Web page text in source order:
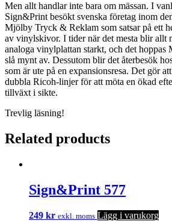
Men allt handlar inte bara om mässan. I
Sign&Print besökt svenska företag inom
Mjölby Tryck & Reklam som satsar på ett
av vinylskivor. I tider när det mesta blir allt
analoga vinylplattan starkt, och det
slå mynt av. Dessutom blir det återbesök
som är ute på en expansionsresa. Det gör
dubbla Ricoh-linjer för att möta en ökad
tillväxt i sikte.
Trevlig läsning!
Related products
Sign&Print 577
249 kr exkl. moms Lägg i varukorg